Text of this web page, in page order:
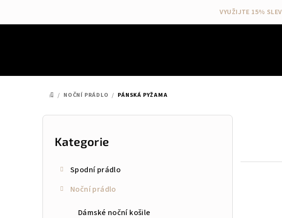
VYUŽIJTE 15%
DOMŮ
/ NOČNÍ PRÁDLO / PÁNSKÁ PYŽAMA
P
Přeskočit
kategorie
Kategorie
Spodní prádlo
Noční prádlo
Dámské noční košile